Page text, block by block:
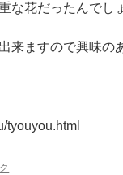
な花だったんでし
来ますので興味の
tyouyou.html